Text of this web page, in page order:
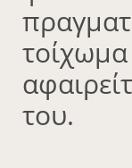
του.